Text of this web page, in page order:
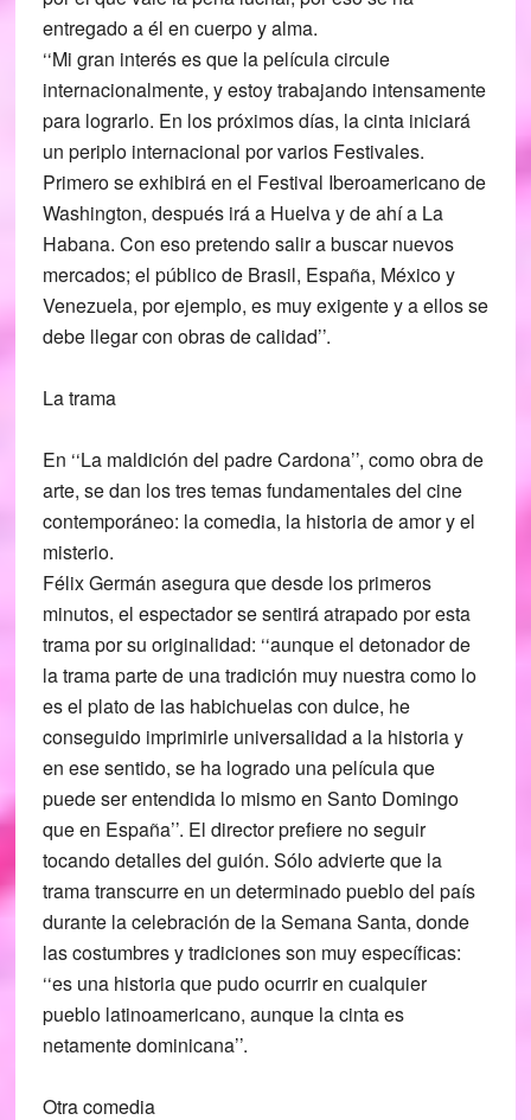
entregado a él en cuerpo y alma.
‘‘Mi gran interés es que la película circule
internacionalmente, y estoy trabajando intensamente
para lograrlo. En los próximos días, la cinta iniciará
un periplo internacional por varios Festivales.
Primero se exhibirá en el Festival Iberoamericano de
Washington, después irá a Huelva y de ahí a La
Habana. Con eso pretendo salir a buscar nuevos
mercados; el público de Brasil, España, México y
Venezuela, por ejemplo, es muy exigente y a ellos se
debe llegar con obras de calidad’’.
La trama
En ‘‘La maldición del padre Cardona’’, como obra de
arte, se dan los tres temas fundamentales del cine
contemporáneo: la comedia, la historia de amor y el
misterio.
Félix Germán asegura que desde los primeros
minutos, el espectador se sentirá atrapado por esta
trama por su originalidad: ‘‘aunque el detonador de
la trama parte de una tradición muy nuestra como lo
es el plato de las habichuelas con dulce, he
conseguido imprimirle universalidad a la historia y
en ese sentido, se ha logrado una película que
puede ser entendida lo mismo en Santo Domingo
que en España’’. El director prefiere no seguir
tocando detalles del guión. Sólo advierte que la
trama transcurre en un determinado pueblo del país
durante la celebración de la Semana Santa, donde
las costumbres y tradiciones son muy específicas:
‘‘es una historia que pudo ocurrir en cualquier
pueblo latinoamericano, aunque la cinta es
netamente dominicana’’.
Otra comedia